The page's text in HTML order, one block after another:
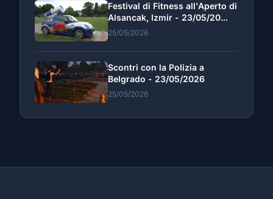
Festival di Fitness all'Aperto di
Alsancak, Izmir - 23/05/20...
25/05/2026
Scontri con la Polizia a
Belgrado - 23/05/2026
25/05/2026